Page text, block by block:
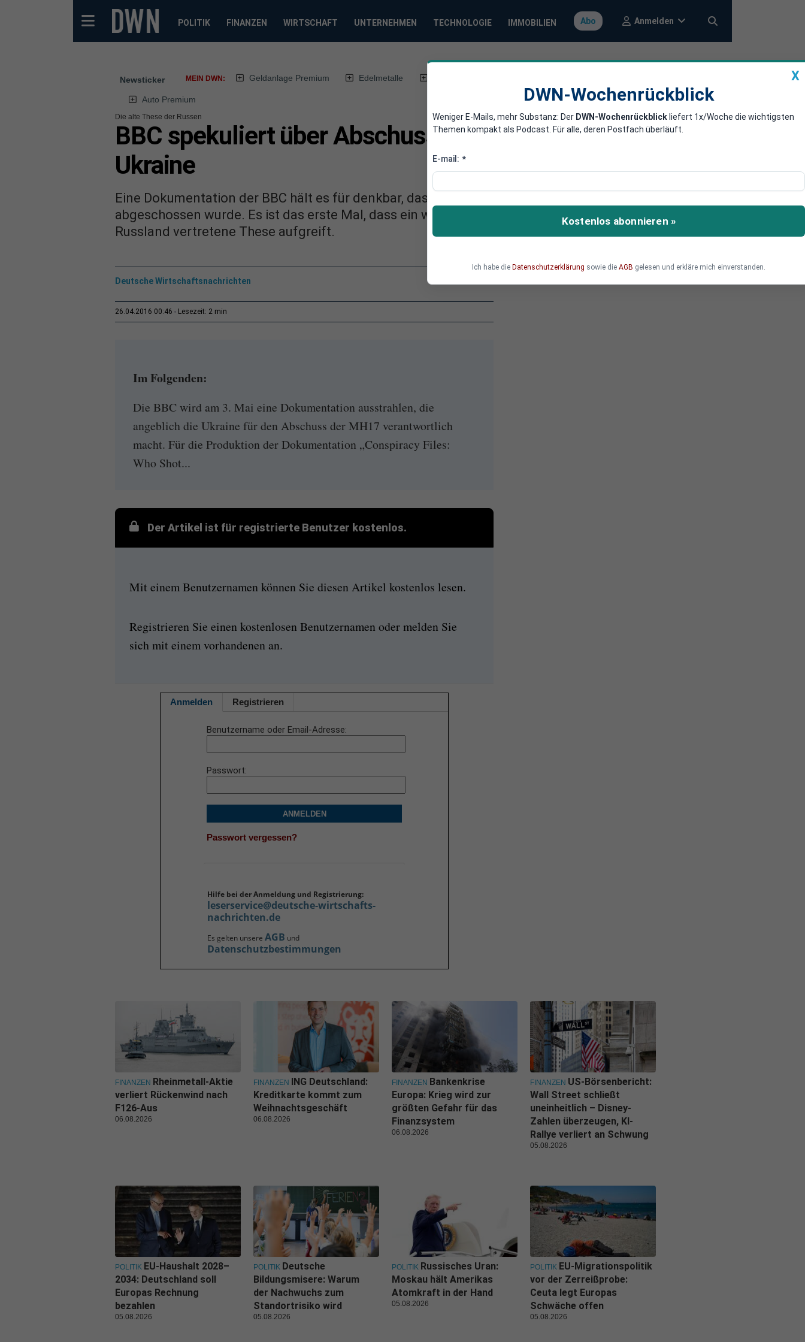
POLITIK FINANZEN WIRTSCHAFT UNTERNEHMEN TECHNOLOGIE IMMOBILIEN Abo Anmelden
Newsticker MEIN DWN: Geldanlage Premium Edelmetalle
Auto Premium
Die alte These der Russen
BBC spekuliert über Abschuss von MH17 durch die
Ukraine
Eine Dokumentation der BBC hält es für denkbar, dass die MH17 von ukrainischen Kampfjets
abgeschossen wurde. Es ist das erste Mal, dass ein westlicher Sender die bisher nur von
Russland vertretene These aufgreift.
Deutsche Wirtschaftsnachrichten
26.04.2016 00:46 Lesezeit: 2 min
Im Folgenden:
Die BBC wird am 3. Mai eine Dokumentation ausstrahlen, die
angeblich die Ukraine für den Abschuss der MH17 verantwortlich
macht. Für die Produktion der Dokumentation „Conspiracy Files:
Who Shot...
Der Artikel ist für registrierte Benutzer kostenlos.
Mit einem Benutzernamen können Sie diesen Artikel kostenlos lesen.
Registrieren Sie einen kostenlosen Benutzernamen oder melden Sie
sich mit einem vorhandenen an.
Anmelden Registrieren
Benutzername oder Email-Adresse
Passwort
ANMELDEN
Passwort vergessen?
Hilfe bei der Anmeldung und Registrierung:
leserservice@deutsche-wirtschafts-
nachrichten.de
Es gelten unsere AGB und
Datenschutzbestimmungen
X
DWN-Wochenrückblick
Weniger E-Mails, mehr Substanz: Der DWN-Wochenrückblick liefert 1x/Woche die wichtigsten
Themen kompakt als Podcast. Für alle, deren Postfach überläuft.
E-mail: *
Kostenlos abonnieren »
Ich habe die Datenschutzerklärung sowie die AGB gelesen und erkläre mich einverstanden.
FINANZEN Rheinmetall-Aktie
verliert Rückenwind nach
F126-Aus
06.08.2026
FINANZEN ING Deutschland:
Kreditkarte kommt zum
Weihnachtsgeschäft
06.08.2026
FINANZEN Bankenkrise
Europa: Krieg wird zur
größten Gefahr für das
Finanzsystem
06.08.2026
FINANZEN US-Börsenbericht:
Wall Street schließt
uneinheitlich – Disney-
Zahlen überzeugen, KI-
Rallye verliert an Schwung
05.08.2026
POLITIK EU-Haushalt 2028–
2034: Deutschland soll
Europas Rechnung
bezahlen
05.08.2026
POLITIK Deutsche
Bildungsmisere: Warum
der Nachwuchs zum
Standortrisiko wird
05.08.2026
POLITIK Russisches Uran:
Moskau hält Amerikas
Atomkraft in der Hand
05.08.2026
POLITIK EU-Migrationspolitik
vor der Zerreißprobe:
Ceuta legt Europas
Schwäche offen
05.08.2026